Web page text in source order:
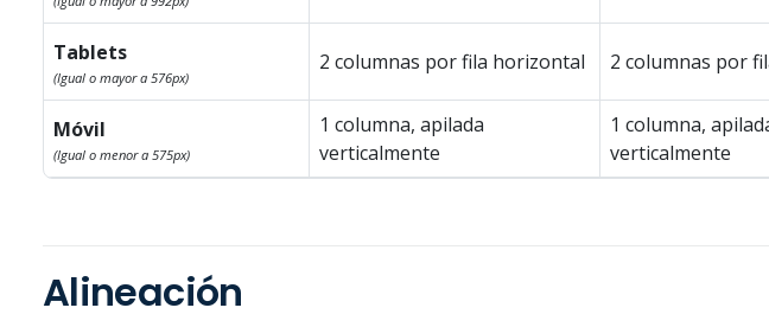
Tablets
(Igual o mayor a 576px)
2 columnas por fila horizontal 2 columnas por
Móvil
(Igual o menor a 575px)
1 columna, apilada
verticalmente
1 columna,
verticalmente
Alineación